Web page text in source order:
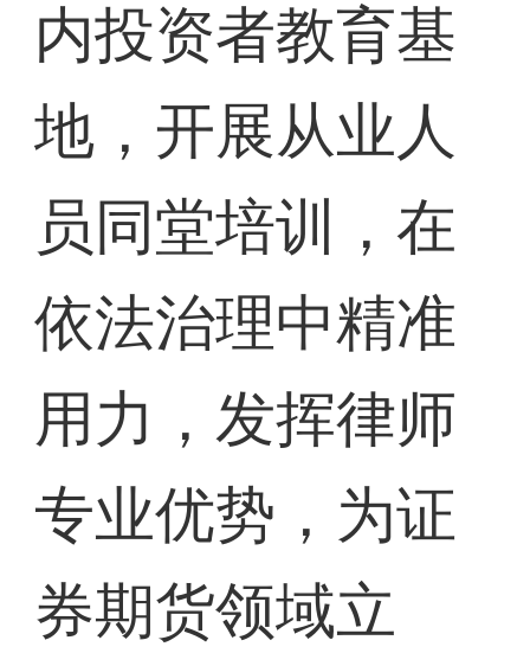
内投资者教育基
地，开展从业人
员同堂培训，在
依法治理中精准
用力，发挥律师
专业优势，为证
券期货领域立